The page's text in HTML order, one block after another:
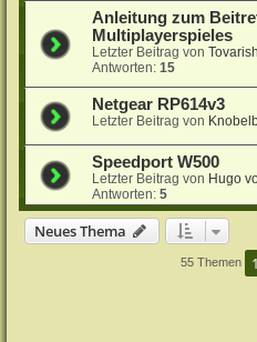
Anleitung zum
Multiplayerspieles
Letzter Beitrag vonTovarish
Antworten:15
Netgear RP614v3
Letzter Beitrag von
Speedport W500
Letzter Beitrag von Hugo
Antworten:5
Neues Thema
55 Themen 1